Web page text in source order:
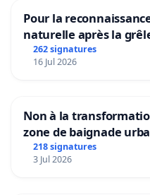
Témoignages de
Nous invitons les
leurs expériences et
Voici quelques
reçus :
Pour la
naturelle après la
Aubenas et ses
262 signatures
16 Jul 2026
Non à la
zone de baignade
218 signatures
3 Jul 2026